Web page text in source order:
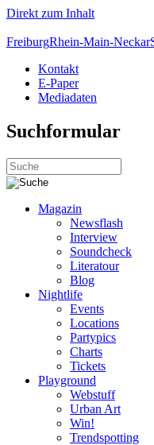
Direkt zum Inhalt
FreiburgRhein-Main-Neckar
Kontakt
E-Paper
Mediadaten
Suchformular
Magazin
Newsflash
Interview
Soundcheck
Literatour
Blog
Nightlife
Events
Locations
Partypics
Charts
Tickets
Playground
Webstuff
Urban Art
Win!
Trendspotting